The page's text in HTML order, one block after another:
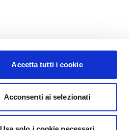
Accetta tutti i cookie
Acconsenti ai selezionati